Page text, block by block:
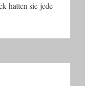
hatten sie jede